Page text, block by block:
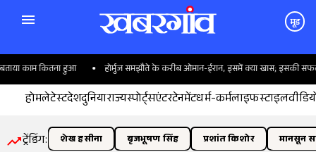
मूड
काम कितना हुआ होर्मुज समझौते के करीब ओमान-ईरान, इसमें क्या खास; इसकी सफलता
होमलेटेस्टदेशदुनियाराज्यस्पोर्ट्सएंटरटेनमेंटधर्म-कर्मलाइफस्टाइल
ट्रेंडिंग: शेख हसीना बृजभूषण सिंह प्रशांत किशोर मानसून